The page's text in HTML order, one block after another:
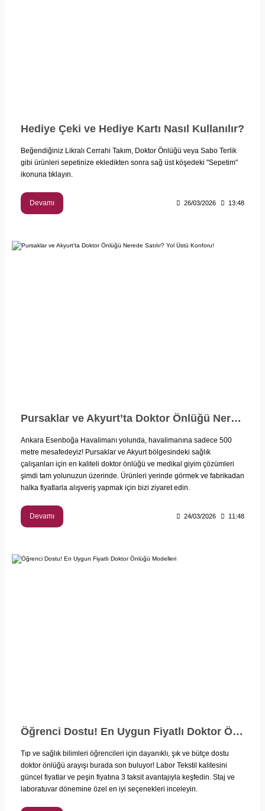
Hediye Çeki ve Hediye Kartı Nasıl Kullanılır?
Beğendiğiniz Likralı Cerrahi Takım, Doktor Önlüğü veya Sabo Terlik
gibi ürünleri sepetinize ekledikten sonra sağ üst köşedeki "Sepetim"
ikonuna tıklayın.
Devamı 26/03/2026 13:48
Pursaklar ve Akyurt’ta Doktor Önlüğü Nerede Satılır? Yol Üstü Konforu!
Ankara Esenboğa Havalimanı yolunda, havalimanına sadece 500
metre mesafedeyiz! Pursaklar ve Akyurt bölgesindeki sağlık
çalışanları için en kaliteli doktor önlüğü ve medikal giyim çözümleri
şimdi tam yolunuzun üzerinde. Ürünleri yerinde görmek ve fabrikadan
halka fiyatlarla alışveriş yapmak için bizi ziyaret edin.
Devamı 24/03/2026 11:48
Öğrenci Dostu! En Uygun Fiyatlı Doktor Önlüğü Modelleri
Tıp ve sağlık bilimleri öğrencileri için dayanıklı, şık ve bütçe dostu
doktor önlüğü arayışı burada son buluyor! Labor Tekstil kalitesini
güncel fiyatlar ve peşin fiyatına 3 taksit avantajıyla keşfedin. Staj ve
laboratuvar dönemine özel en iyi seçenekleri inceleyin.